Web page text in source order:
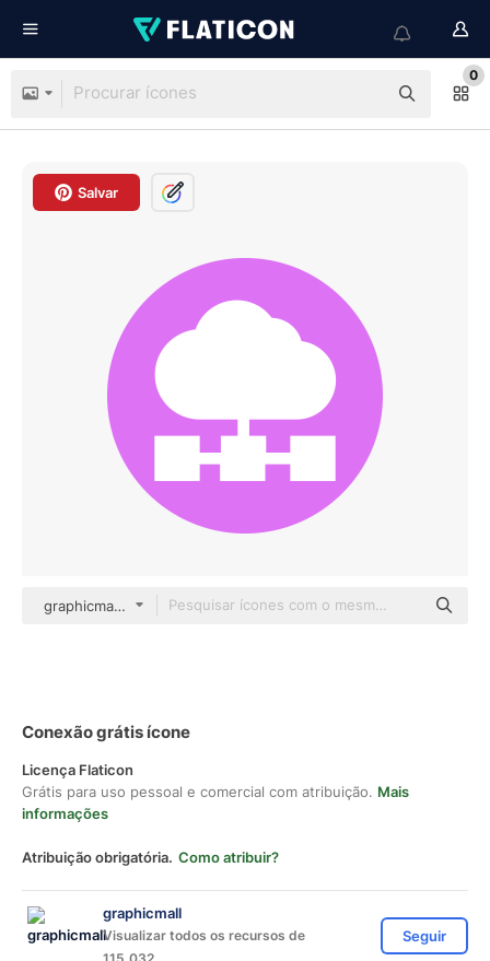
0
Salvar
graphicmall Others
Conexão grátis ícone
Licença Flaticon
Grátis para uso pessoal e comercial com atribuição. Mais
informações
Atribuição obrigatória. Como atribuir?
graphicmall
Visualizar todos os recursos de
Seguir